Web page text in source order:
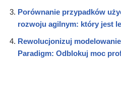
Porównanie przypadków
rozwoju agilnym: który jest
Rewolucjonizuj
Paradigm: Odblokuj moc